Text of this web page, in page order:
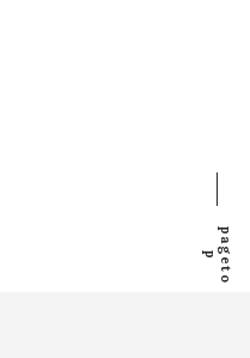
p
a
g
e
t
o
p